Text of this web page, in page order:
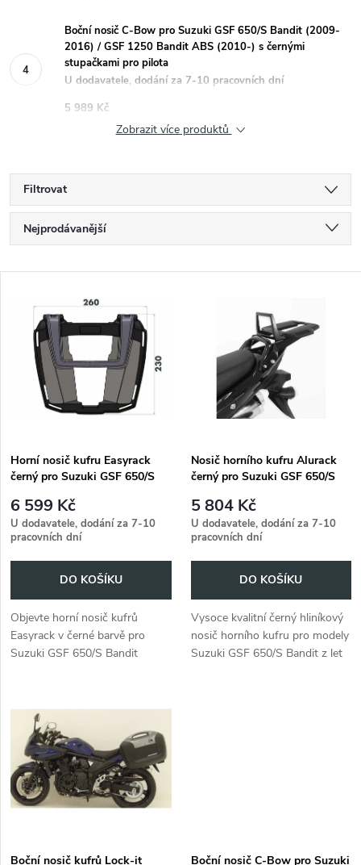
Boční nosič C-Bow pro Suzuki GSF 650/S Bandit (2009-
2016) / GSF 1250 Bandit ABS (2010-) s černými
stupačkami pro pilota
U dodavatele, dodání za 7-10 pracovních dní
5 989 Kč
Zobrazit více produktů
Filtrovat
Ř
a
p
r
o
d
u
t
ů
Nejprodávanější
Abecedně
s
p
r
o
d
u
ů
Horní nosič kufru Easyrack
černý pro Suzuki GSF 650/S
6 599 Kč
U dodavatele, dodání za 7-10
pracovních dní
DO KOŠÍKU
Objevte horní nosič kufrů
Easyrack v černé barvě pro
Suzuki GSF 650/S Bandit
Nosič horního kufru Alurack
černý pro Suzuki GSF 650/S
5 804 Kč
U dodavatele, dodání za 7-10
pracovních dní
DO KOŠÍKU
Vysoce kvalitní černý hliníkový
nosič horního kufru pro modely
Suzuki GSF 650/S Bandit z let
Boční nosič kufrů Lock-it Boční nosič C-Bow pro Suzuki